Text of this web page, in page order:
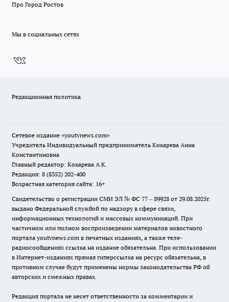
Про Город Ростов
Мы в социальных сетях
Редакционная политика
Сетевое издание «youtvnews.com»
Учредитель Индивидуальный предприниматель Кокарева Анна
Константиновна
Главный редактор: Кокарева А.К.
Редакция: 8 (8352) 202-400
Возрастная категория сайта: 16+
Свидетельство о регистрации СМИ ЭЛ № ФС 77 – 89928 от 29.08.2025г.
выдано Федеральной службой по надзору в сфере связи,
информационных технологий и массовых коммуникаций. При
частичном или полном воспроизведении материалов новостного
портала youtvnews.com в печатных изданиях, а также теле-
радиосообщениях ссылка на издание обязательна. При использовании
в Интернет-изданиях прямая гиперссылка на ресурс обязательна, в
противном случае будут применены нормы законодательства РФ об
авторских и смежных правах.
Редакция портала не несет ответственности за комментарии и